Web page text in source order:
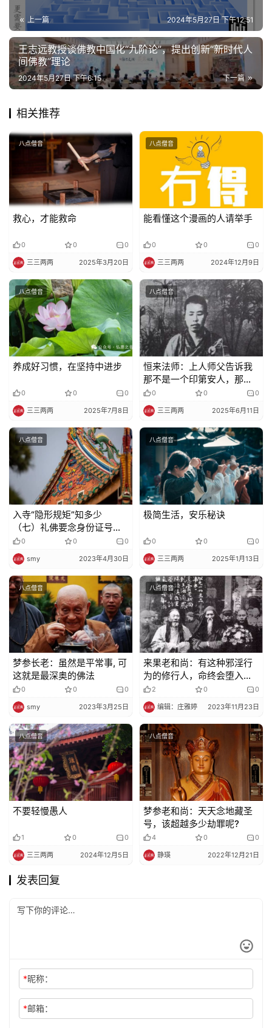
上一篇 2024年5月27日 下午12:51
王志远教授谈佛教中国化“九阶论”，提出创新“新时代人
间佛教”理论
下一篇
2024年5月27日 下午6:15
相关推荐
八点僧音
救心，才能救命
0 0 0
三三两两 2025年3月20日
八点僧音
能看懂这个漫画的人请举手
0 0 0
三三两两 2024年12月9日
八点僧音
养成好习惯，在坚持中进步
0 0 0
三三两两 2025年7月8日
八点僧音
恒来法师：上人师父告诉我
那不是一个印第安人，那是
观音菩萨！
0 0 0
三三两两 2025年6月11日
八点僧音
入寺“隐形规矩”知多少
（七）礼佛要念身份证号
吗？该跟佛菩萨求什么？
0 0 0
smy 2023年4月30日
八点僧音
极简生活，安乐秘诀
0 0 0
三三两两 2025年1月13日
八点僧音
梦参长老：虽然是平常事, 可
这就是最深奥的佛法
0 0 0
smy 2023年3月25日
八点僧音
来果老和尚：有这种邪淫行
为的修行人，命终会堕入大
叫唤地狱
2 0 0
编辑：庄雅婷 2023年11月23日
八点僧音
不要轻慢愚人
1 0 0
三三两两 2024年12月5日
八点僧音
梦参老和尚：天天念地藏圣
号，该超越多少劫罪呢?
4 0 0
静瑛 2022年12月21日
发表回复
*昵称：
*邮箱：